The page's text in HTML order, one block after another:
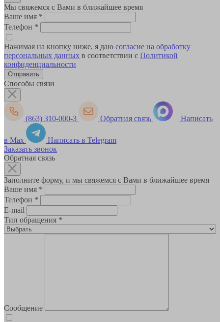
Мы свяжемся с Вами в ближайшее время
Ваше имя *
Телефон *
Нажимая на кнопку ниже, я даю согласие на обработку
персональных данных в соответствии с Политикой
конфиденциальности
Способы связи
(863) 310-000-3 Обратная связь Написать
в Max
Написать в Telegram
Заказать звонок
Обратная связь
Заполните форму, и мы свяжемся с Вами в ближайшее время
Ваше имя *
Телефон *
E-mail
Тип обращения *
Сообщение